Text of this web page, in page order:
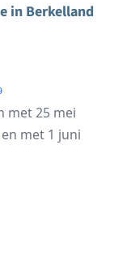
in Berkelland
met 25 mei
met 1 juni